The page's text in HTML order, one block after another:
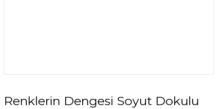
Renklerin Dengesi Soyut Dokulu